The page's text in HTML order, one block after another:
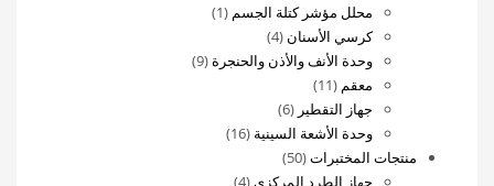
منتجات
محلل مؤشر كتلة الجسم 1
واحد
كرسي الأسنان 4
4
منتجات
وحدة الأنف والأذن والحنجرة 9
9
معقم 11
11
منتج
جهاز التقطير 6
6
منتجات
وحدة الأشعة السينية 16
16
منتجات المختبرات 50
50
منتج
4